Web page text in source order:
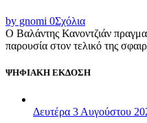
by gnomi 0Σχόλια
Ο Βαλάντης Κανοντζιάν
παρουσία στον τελικό της
ΨΗΦΙΑΚΗ ΕΚΔΟΣΗ
Δευτέρα 3 Αυγούστου